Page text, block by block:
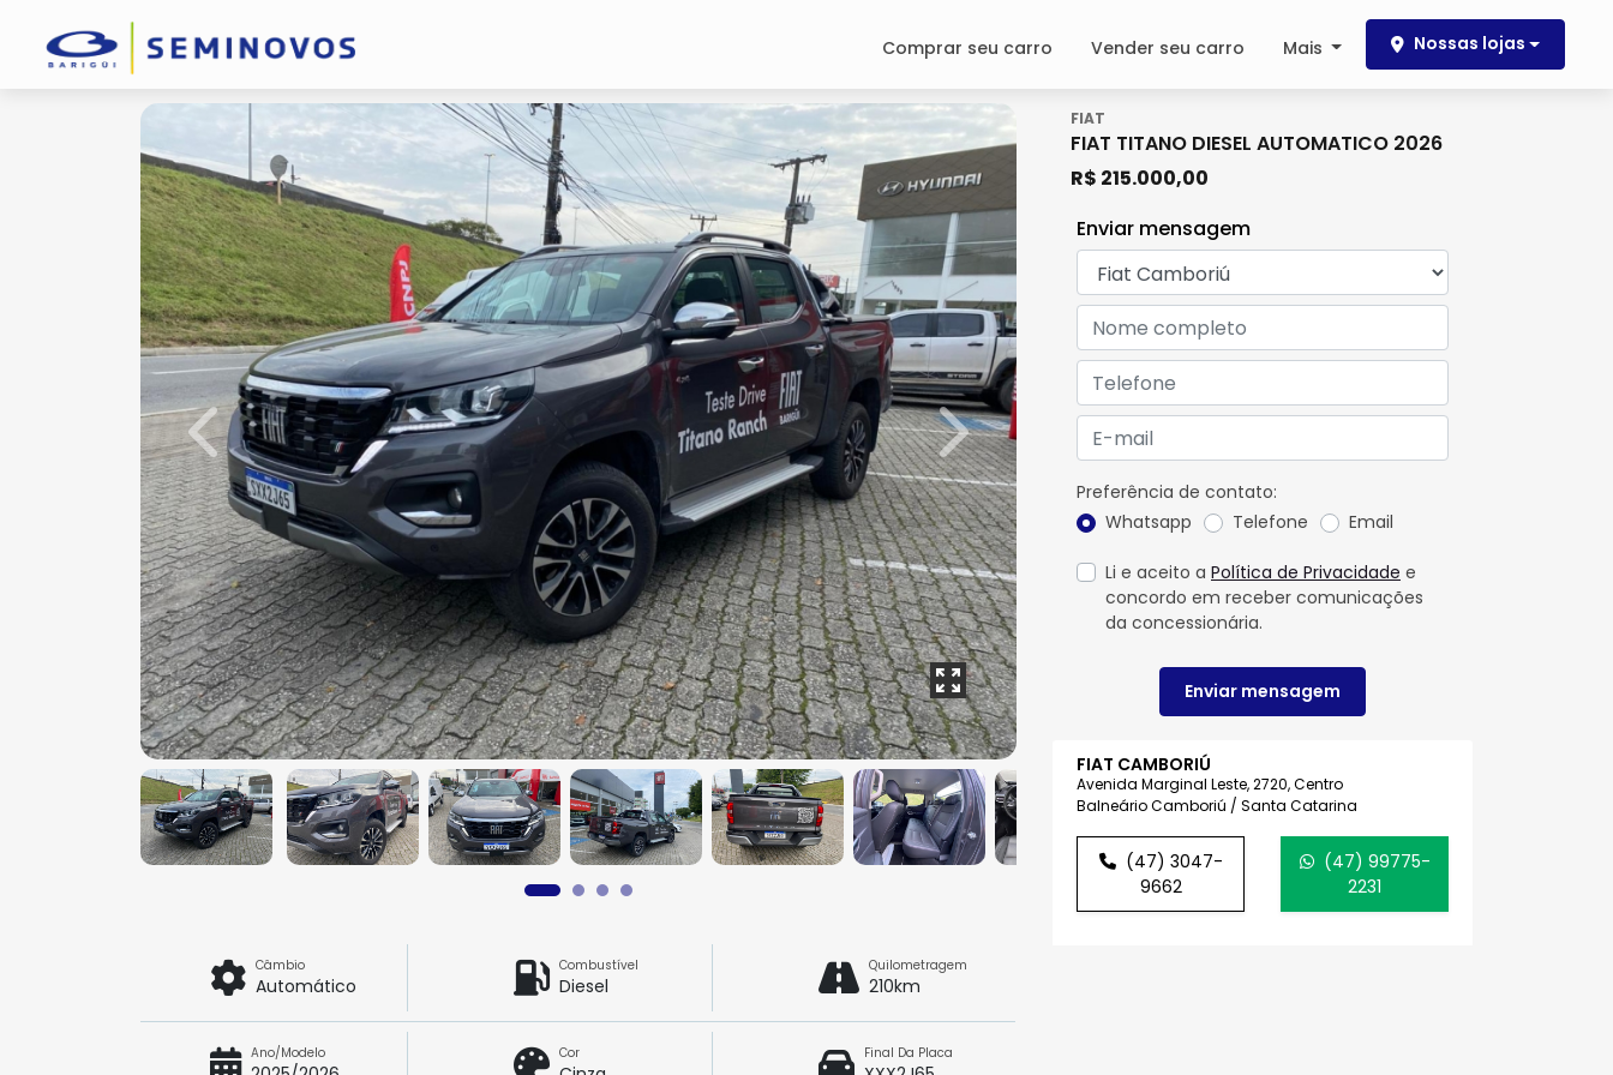
Comprar seu carro Vender seu carro Mais Nossas lojas
FIAT
FIAT TITANO DIESEL AUTOMATICO 2026
R$ 215.000,00
FIAT CAMBORIÚ
Avenida Marginal Leste, 2720, Centro
Balneário Camboriú / Santa Catarina
(47) 3047-
9662
(47) 99775-
2231
Enviar mensagem
Preferência de contato:
Whatsapp
Telefone Email
Li e aceito a Política de Privacidade e
concordo em receber comunicações
da concessionária.
Enviar mensagem
Previous Next
Câmbio
Automático
Combustível
Diesel
Quilometragem
210km
Ano/Modelo Cor Final Da Placa